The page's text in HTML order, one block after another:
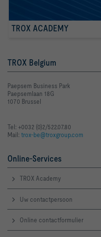
TROX ACADEMY
TROX Belgium
Paepsem Business Park
Paepsemlaan 18G
1070 Brussel
Tel: +0032 (0)2/522.07.80
Mail: trox-be@troxgroup.com
Online-Services
TROX Academy
Uw contactpersoon
Online contactformulier